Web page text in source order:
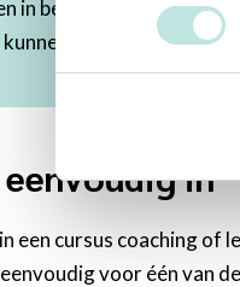
in begeleiding of
functioneren en
in
een cursus coaching of
voor één van